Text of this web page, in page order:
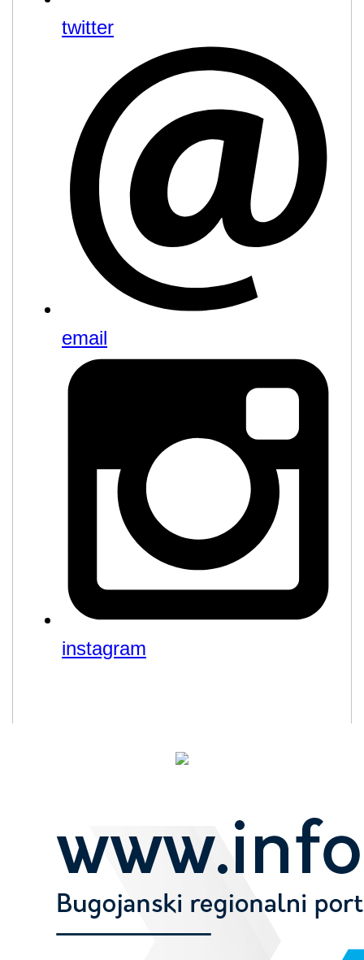
twitter
email
instagram